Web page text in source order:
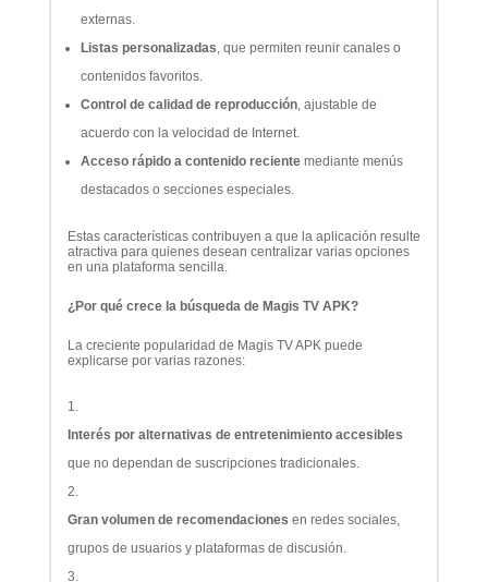
externas.
Listas personalizadas , que permiten reunir canales o
contenidos favoritos.
Control de calidad de reproducción, ajustable de
acuerdo con la velocidad de Internet.
Acceso rápido a contenido recientemediante menús
destacados o secciones especiales.
Estas características contribuyen a que la aplicación resulte
atractiva para quienes desean centralizar varias opciones
en una plataforma sencilla.
¿Por qué crece la búsqueda de Magis TV APK?
La creciente popularidad de Magis TV APK puede
explicarse por varias razones:
Interés por alternativas de entretenimiento accesibles
que no dependan de suscripciones tradicionales.
Gran volumen de recomendaciones en redes sociales,
grupos de usuarios y plataformas de discusión.